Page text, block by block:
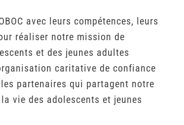
avec leurs compétences, leurs
réaliser notre mission de
et des jeunes adultes
caritative de confiance
partenaires qui partagent notre
vie des adolescents et jeunes